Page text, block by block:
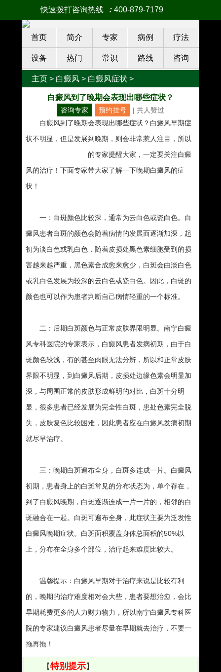
快速拨打咨询热线 ： 400-879-7179
首页 简介 专家 病例 疗法
设备 热门 常识 路线 咨询
主页 > 白癜风 > 白癜风症状 >
白癜风到了晚期会表现出哪些症状？
咨询专家 预约挂号 | 共人赞过
白癜风到了晚期会表现出哪些症状？白癜风早期症
状不明显，但是发展到晚期，则会非常惹人注目，所以
的专家提醒大家，一定要关注白癜
风的治疗！下面专家带大家了解一下晚期白癜风的症
状！
一：白斑颜色比较深，通常为云白色或瓷白色。白
癜风患者白斑的颜色会随着病情的发展而逐渐加深，起
初为淡白色或乳白色，随着皮损处黑色素细胞受到的损
害越来越严重，黑色素合成愈来愈少，白斑会由淡白色
或乳白色发展为较深的云白色或瓷白色。因此，白斑的
颜色也可以作为患者判断自己病情轻重的一个标准。
二：后期白斑颜色与正常皮肤界限明显。南宁白癜
风专科医院的专家表示，白癜风患者发病初期，由于白
斑颜色较浅，有的甚至肉眼无法分辨，所以和正常皮肤
界限不明显，到白癜风后期，皮损处边缘色素会明显加
深，与周围正常的皮肤形成鲜明的对比，白斑十分明
显，很多患者已经发展为完全性白斑，患处色素完全脱
失，皮肤复色比较困难，因此患者应在白癜风发病初期
就尽早治疗。
三：晚期白斑遍布全身，白斑多连成一片。白癜风
初期，患者身上的白斑常见的分布状态为，单个存在，
到了白癜风晚期，白斑逐渐连成一片一片的，相邻的白
斑融合在一起。白斑可遍布全身，此症状主要为泛发性
白癜风晚期症状。白斑面积覆盖身体总面积的50%以
上，分布在全身多个部位，治疗起来难度比较大。
温馨提示：白癜风早期对于治疗来说是比较有利
的，晚期的治疗难度相对会大些，患者要想治愈，会比
早期耗费更多的人力财力物力，所以南宁白癜风专科医
院的专家建议白癜风患者尽量在早期就去治疗，不要一
拖再拖！
【特别提示】